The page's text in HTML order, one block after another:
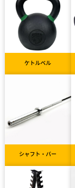
ケトルベル
シャフト・バー